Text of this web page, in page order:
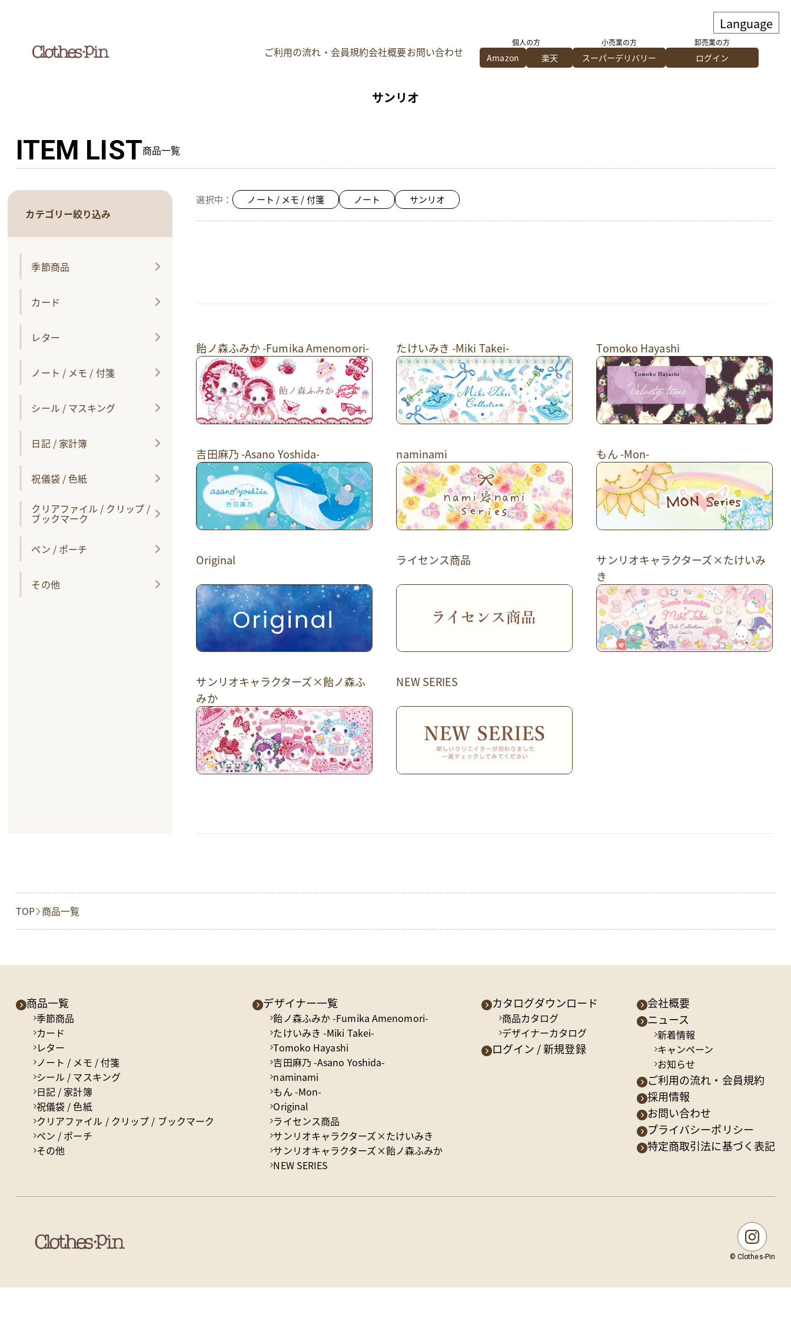
ご利用の流れ・会員規約会社概要お問い合わせ
個人の方
Amazon 楽天
小売業の方
スーパーデリバリー
卸売業の方
ログイン
サンリオ
ITEM LIST商品一覧
カテゴリー絞り込み
季節商品
カード
レター
ノート / メモ / 付箋
シール / マスキング
日記 / 家計簿
祝儀袋 / 色紙
クリアファイル / クリップ /
ブックマーク
ペン / ポーチ
その他
選択中： ノート / メモ / 付箋 ノート サンリオ
飴ノ森ふみか -Fumika Amenomori- たけいみき -Miki Takei- Tomoko Hayashi
吉田麻乃 -Asano Yoshida- naminami もん -Mon-
Original ライセンス商品
サンリオキャラクターズ×たけいみ
き
サンリオキャラクターズ×飴ノ森ふ
みか
NEW SERIES
TOP 商品一覧
商品一覧
季節商品
カード
レター
ノート / メモ / 付箋
シール / マスキング
日記 / 家計簿
祝儀袋 / 色紙
クリアファイル / クリップ / ブックマーク
ペン / ポーチ
その他
デザイナー一覧
飴ノ森ふみか -Fumika Amenomori-
たけいみき -Miki Takei-
Tomoko Hayashi
吉田麻乃 -Asano Yoshida-
naminami
もん -Mon-
Original
ライセンス商品
サンリオキャラクターズ×たけいみき
サンリオキャラクターズ×飴ノ森ふみか
NEW SERIES
カタログダウンロード
商品カタログ
デザイナーカタログ
ログイン / 新規登録
会社概要
ニュース
新着情報
キャンペーン
お知らせ
ご利用の流れ・会員規約
採用情報
お問い合わせ
プライバシーポリシー
特定商取引法に基づく表記
© Clothes-Pin